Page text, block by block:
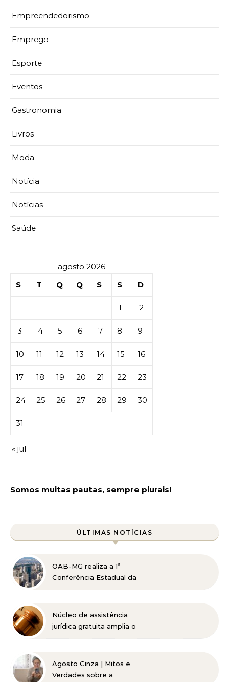
Empreendedorismo
Emprego
Esporte
Eventos
Gastronomia
Livros
Moda
Notícia
Notícias
Saúde
agosto 2026
S
T Q Q S S D
1 2
3 4 5 6 7 8 9
10 11 12 13 14 15 16
17 18 19 20 21 22 23
24 25 26 27 28 29 30
31
« jul
Somos muitas pautas, sempre plurais!
ÚLTIMAS NOTÍCIAS
OAB-MG realiza a 1ª
Conferência Estadual da
referência nacional
Núcleo de assistência
jurídica gratuita amplia o
Agosto Cinza | Mitos e
Verdades sobre a